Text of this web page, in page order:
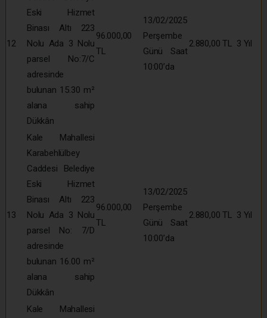
12
Eski Hizmet
Binası Altı 223
Nolu Ada 3 Nolu
parsel No:7/C
adresinde
bulunan 15.30 m²
alana sahip
Dükkân
96.000,00
TL
13/02/2025
Perşembe
Günü Saat
10:00’da
2.880,00 TL 3 Yıl
13
Kale Mahallesi
Karabehlülbey
Caddesi Belediye
Eski Hizmet
Binası Altı 223
Nolu Ada 3 Nolu
parsel No: 7/D
adresinde
bulunan 16.00 m²
alana sahip
Dükkân
96.000,00
TL
13/02/2025
Perşembe
Günü Saat
10:00’da
2.880,00 TL 3 Yıl
Kale Mahallesi